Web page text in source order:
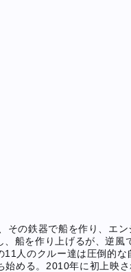
の鉄器で船を作り、エ
船を作り上げるが、逆風
人のクルー達は圧倒的な
める。2010年に初上映